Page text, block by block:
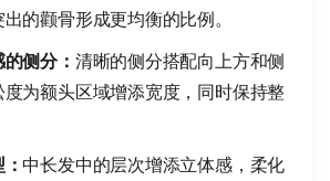
的颧骨形成更均衡的比例。
侧分： 清晰的侧分搭配向上方和侧
为额头区域增添宽度，同时保持整
：中长发中的层次增添立体感，柔化